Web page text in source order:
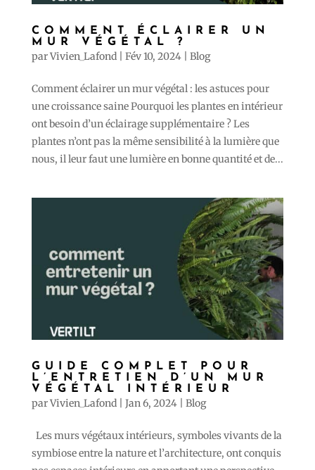
COMMENT ÉCLAIRER UN
MUR VÉGÉTAL ?
parVivien_Lafond| Fév 10, 2024| Blog
Comment éclairer un mur végétal : les astuces pour
une croissance saine Pourquoi les plantes en intérieur
ont besoin d’un éclairage supplémentaire ? Les
plantes n’ont pas la même sensibilité à la lumière que
nous, il leur faut une lumière en bonne quantité et de...
GUIDE COMPLET POUR
L’ENTRETIEN D’UN MUR
VÉGÉTAL INTÉRIEUR
parVivien_Lafond| Jan 6, 2024| Blog
Les murs végétaux intérieurs, symboles vivants de la
symbiose entre la nature et l’architecture, ont conquis